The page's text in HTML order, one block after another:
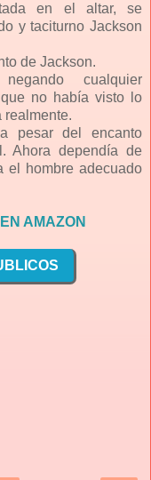
en el altar, se
y taciturno Jackson
de Jackson.
cualquier
no había visto lo
realmente.
pesar del encanto
Ahora dependía de
el hombre adecuado
AMAZON